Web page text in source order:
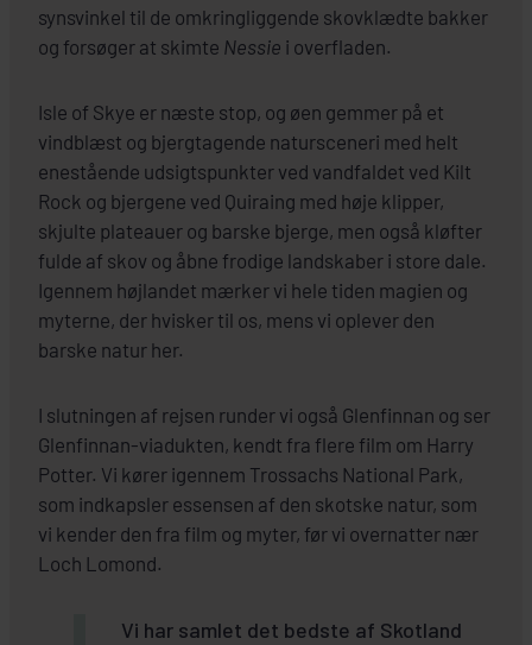
synsvinkel til de omkringliggende skovklædte bakker
og forsøger at skimte Nessie i overfladen.
Isle of Skye er næste stop, og øen gemmer på et
vindblæst og bjergtagende natursceneri med helt
enestående udsigtspunkter ved vandfaldet ved Kilt
Rock og bjergene ved Quiraing med høje klipper,
skjulte plateauer og barske bjerge, men også kløfter
fulde af skov og åbne frodige landskaber i store dale.
Igennem højlandet mærker vi hele tiden magien og
myterne, der hvisker til os, mens vi oplever den
barske natur her.
I slutningen af rejsen runder vi også Glenfinnan og ser
Glenfinnan-viadukten, kendt fra flere film om Harry
Potter. Vi kører igennem Trossachs National Park,
som indkapsler essensen af den skotske natur, som
vi kender den fra film og myter, før vi overnatter nær
Loch Lomond.
Vi har samlet det bedste af Skotland